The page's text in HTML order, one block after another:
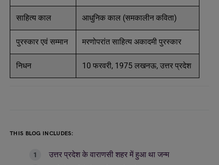
साहित्य काल आधुनिक काल (समकालीन कविता)
पुरस्कार एवं सम्मान मरणोपरांत साहित्य अकादमी पुरस्कार
निधन 10 फरवरी, 1975 लखनऊ, उत्तर प्रदेश
THIS BLOG INCLUDES:
उत्तर प्रदेश के वाराणसी शहर में हुआ था जन्म